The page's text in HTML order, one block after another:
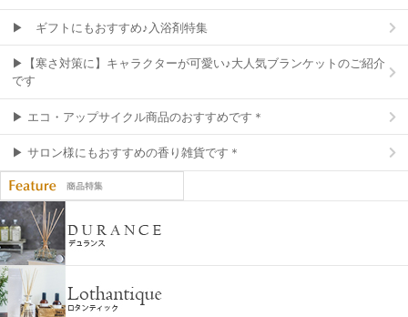
▶ ギフトにもおすすめ♪入浴剤特集
▶【寒さ対策に】キャラクターが可愛い♪大人気ブランケットのご紹介
です
▶ エコ・アップサイクル商品のおすすめです＊
▶ サロン様にもおすすめの香り雑貨です＊